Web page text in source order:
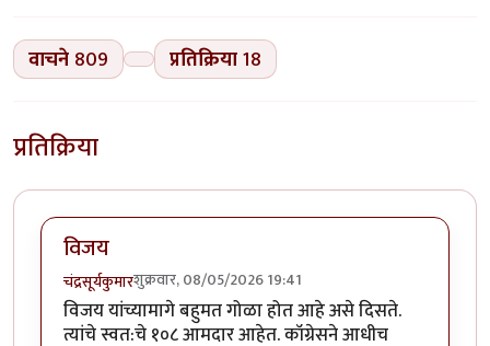
वाचने 809 प्रतिक्रिया18
प्रतिक्रिया
विजय
चंद्रसूर्यकुमारशुक्रवार, 08/05/2026 19:41
विजय यांच्यामागे बहुमत गोळा होत आहे असे दिसते.
त्यांचे स्वत:चे १०८ आमदार आहेत. कॉग्रेसने आधीच